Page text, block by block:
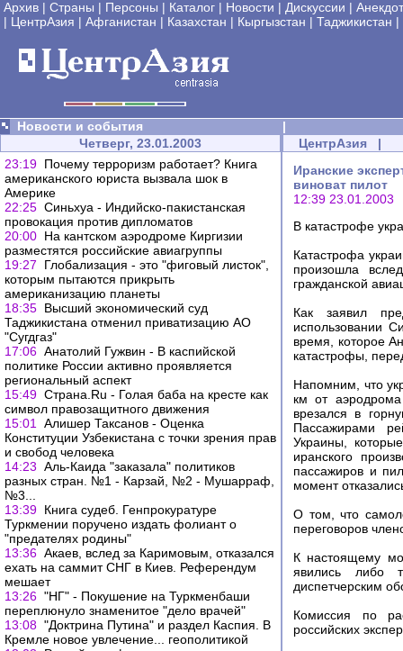
Архив | Страны | Персоны | Каталог | Новости | Дискуссии |
| ЦентрАзия | Афганистан | Казахстан | Кыргызстан | Таджикистан |
Новости и события
|
Четверг, 23.01.2003
23:19 Почему терроризм работает? Книга
американского юриста вызвала шок в
Америке
22:25 Синьхуа - Индийско-пакистанская
провокация против дипломатов
20:00 На кантском аэродроме Киргизии
разместятся российские авиагруппы
19:27
Глобализация - это "фиговый листок",
которым пытаются прикрыть
американизацию планеты
18:35 Высший экономический суд
Таджикистана отменил приватизацию АО
"Сугдгаз"
17:06 Анатолий Гужвин - В каспийской
политике России активно проявляется
региональный аспект
15:49 Страна.Ru - Голая баба на кресте как
символ правозащитного движения
15:01
Алишер Таксанов - Оценка
Конституции Узбекистана с точки зрения прав
и свобод человека
14:23 Аль-Каида "заказала" политиков
разных стран. №1 - Карзай, №2 - Мушарраф,
№3...
13:39 Книга судеб. Генпрокуратуре
Туркмении поручено издать фолиант о
"предателях родины"
13:36 Акаев, вслед за Каримовым, отказался
ехать на саммит СНГ в Киев. Референдум
мешает
13:26 "НГ" - Покушение на Туркменбаши
переплюнуло знаменитое "дело врачей"
13:08 "Доктрина Путина" и раздел Каспия. В
Кремле новое увлечение... геополитикой
ЦентрАзия |
Иранские
виноват пилот
12:39 23.01.2003
В катастрофе
Катастрофа
произошла
гражданской
Как заявил
использовании
время, которое
катастрофы,
Напомним, что
км от
врезался в
Пассажирами
Украины,
иранского
пассажиров и
момент
О том, что
переговоров
К настоящему
явились либо
диспетчерским
Комиссия по
российских